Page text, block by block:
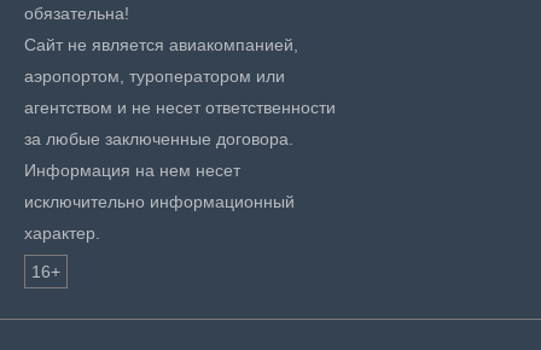
обязательна!
Сайт не является авиакомпанией,
аэропортом, туроператором или
агентством и не несет ответственности
за любые заключенные договора.
Информация на нем несет
исключительно информационный
характер.
16+